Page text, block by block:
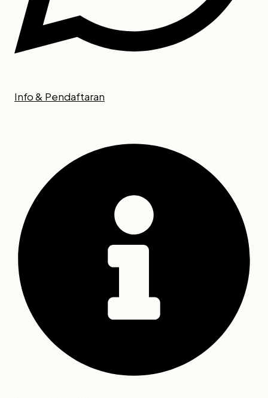
Info & Pendaftaran